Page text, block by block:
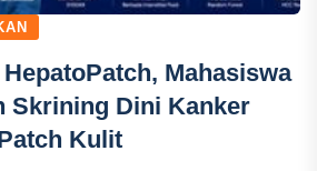
Mahasiswa
Skrining Dini Kanker
Kulit